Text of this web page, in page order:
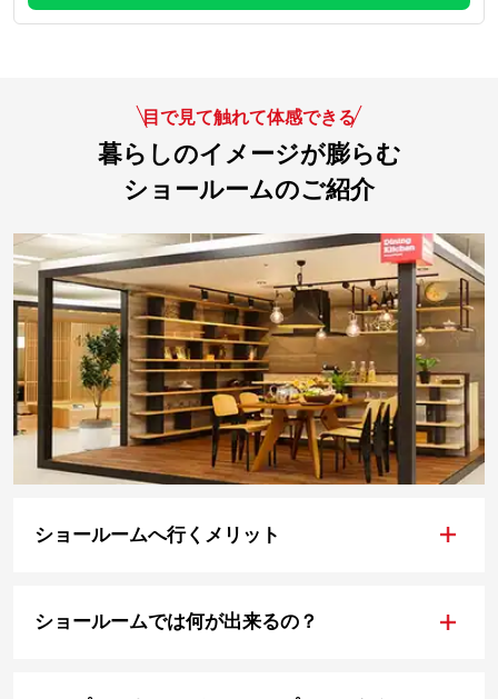
目で見て触れて体感できる
暮らしのイメージが膨らむ
ショールームのご紹介
ショールームへ行くメリット +
ショールームでは何が出来るの？ +